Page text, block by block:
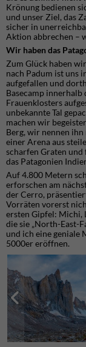
Krönung bedienen
und unser Ziel, das
sicher in
Aktion abbrechen –
Wir haben das
Zum Glück haben
nach Padum ist uns
aufgefallen und
Basecamp
Frauenklosters
unbekannte Tal
machen wir
Berg, wir nennen ihn
einer Arena aus
scharfen Graten
das Patagonien
Auf 4.800 Metern
erforschen am
der Cerro,
Vorräten vorerst
ersten Gipfel: Michi,
die sie „North-East-
und ich eine geniale
5000er eröffnen.